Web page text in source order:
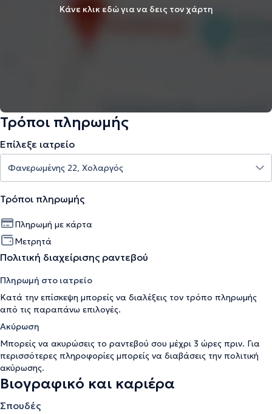
Κάνε κλικ εδώ για να δεις τον χάρτη
Τρόποι πληρωμής
Επίλεξε ιατρείο
Τρόποι πληρωμής
Πληρωμή με κάρτα
Μετρητά
Πολιτική διαχείρισης ραντεβού
Πληρωμή στο ιατρείο
Κατά την επίσκεψη μπορείς να διαλέξεις τον τρόπο πληρωμής
από τις παραπάνω επιλογές.
Ακύρωση
Μπορείς να ακυρώσεις το ραντεβού σου μέχρι 3 ώρες πριν. Για
περισσότερες πληροφορίες μπορείς να διαβάσεις την πολιτική
ακύρωσης.
Βιογραφικό και καριέρα
Σπουδές